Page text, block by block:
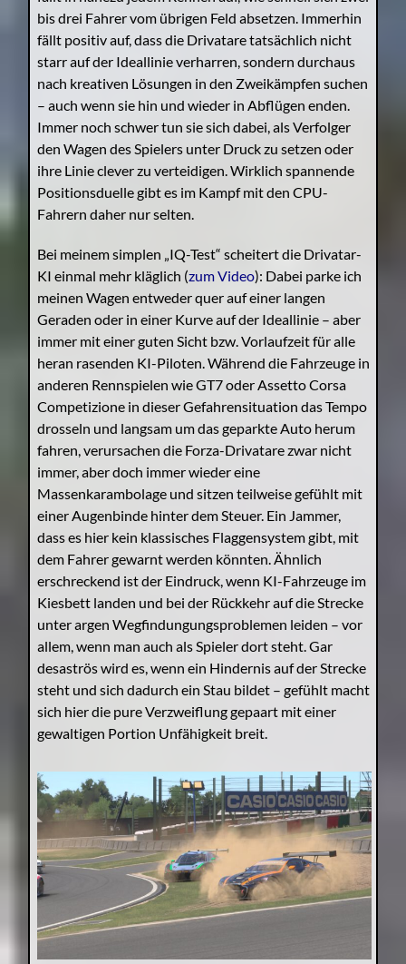
bis drei Fahrer vom übrigen Feld absetzen. Immerhin
fällt positiv auf, dass die Drivatare tatsächlich nicht
starr auf der Ideallinie verharren, sondern durchaus
nach kreativen Lösungen in den Zweikämpfen suchen
– auch wenn sie hin und wieder in Abflügen enden.
Immer noch schwer tun sie sich dabei, als Verfolger
den Wagen des Spielers unter Druck zu setzen oder
ihre Linie clever zu verteidigen. Wirklich spannende
Positionsduelle gibt es im Kampf mit den CPU-
Fahrern daher nur selten.
Bei meinem simplen „IQ-Test“ scheitert die Drivatar-
KI einmal mehr kläglich (zum Video): Dabei parke ich
meinen Wagen entweder quer auf einer langen
Geraden oder in einer Kurve auf der Ideallinie – aber
immer mit einer guten Sicht bzw. Vorlaufzeit für alle
heran rasenden KI-Piloten. Während die Fahrzeuge in
anderen Rennspielen wie GT7 oder Assetto Corsa
Competizione in dieser Gefahrensituation das Tempo
drosseln und langsam um das geparkte Auto herum
fahren, verursachen die Forza-Drivatare zwar nicht
immer, aber doch immer wieder eine
Massenkarambolage und sitzen teilweise gefühlt mit
einer Augenbinde hinter dem Steuer. Ein Jammer,
dass es hier kein klassisches Flaggensystem gibt, mit
dem Fahrer gewarnt werden könnten. Ähnlich
erschreckend ist der Eindruck, wenn KI-Fahrzeuge im
Kiesbett landen und bei der Rückkehr auf die Strecke
unter argen Wegfindungungsproblemen leiden – vor
allem, wenn man auch als Spieler dort steht. Gar
desaströs wird es, wenn ein Hindernis auf der Strecke
steht und sich dadurch ein Stau bildet – gefühlt macht
sich hier die pure Verzweiflung gepaart mit einer
gewaltigen Portion Unfähigkeit breit.